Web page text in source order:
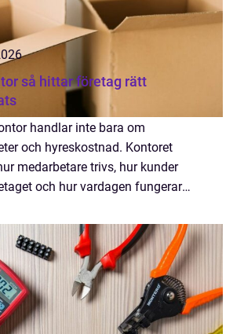
rätt
handlar inte bara om
och hyreskostnad. Kontoret
medarbetare trivs, hur kunder
och hur vardagen fungerar i
bättre fokus och göra